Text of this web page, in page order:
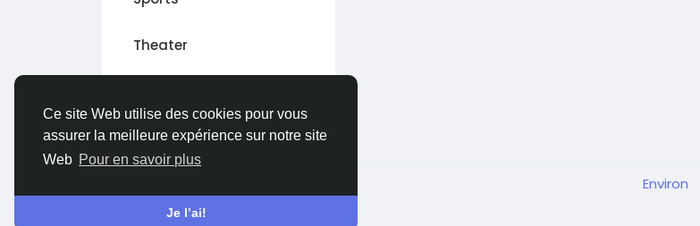
Ce site Web utilise des cookies pour vous
assurer la meilleure expérience sur notre site
Web Pour en savoir plus
Je l’ai!
Theater
Environ